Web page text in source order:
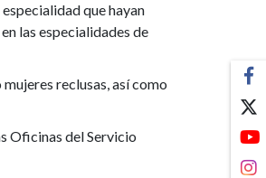
que hayan
las especialidades de
reclusas, así como
Oficinas del Servicio